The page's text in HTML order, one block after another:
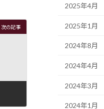
次の記事
2025年4月
2025年1月
2024年8月
2024年4月
2024年3月
2024年1月